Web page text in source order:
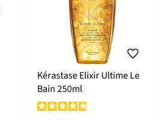
Kérastase Elixir Ultime Le
Bain 250ml